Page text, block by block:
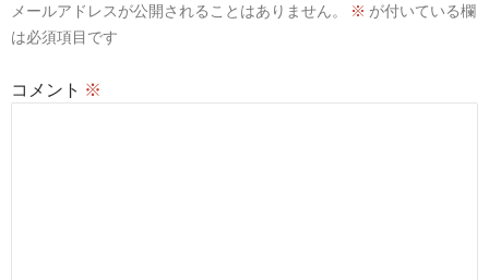
ョ
メールアドレスが公開されることはありません。 ※ が付いている欄
は必須項目です
コメント ※